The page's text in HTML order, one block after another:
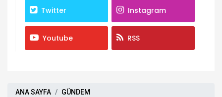
Twitter Instagram
Youtube RSS
ANA SAYFA
GÜNDEM